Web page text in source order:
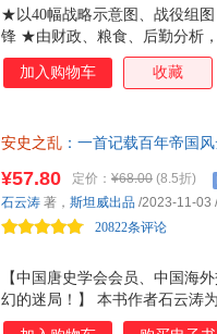
★以40幅战略示意图、战役组
锋 ★由财政、粮食、后勤分析
阵 ★李碧妍作序，马伯庸、罗
加入购物车 收藏
安史之乱 ：一首记载百年帝国
格盛唐崩塌一瞬！叙事流畅，
败，深度剖析各层人物的复杂
【中国唐史学会会员、中国海
幻的迷局！】 本书作者石云涛
师，中国唐史学会会员，中国
¥57.80 定价： ¥68.00 (8.5折)
20822条评论
石云涛 著， 斯坦威出品 /2023-11-03 /